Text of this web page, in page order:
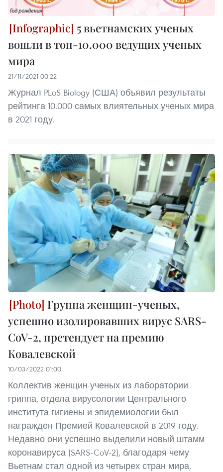
5 вьетнамских ученых
вошли в топ-10.000 ведущих ученых
мира
21/11/2021 00:22
Журнал PLoS Biology (США) объявил результаты
рейтинга 10.000 самых влиятельных ученых мира
в 2021 году.
Группа женщин-ученых,
успешно изолировавших вирус SARS-
CoV-2, претендует на премию
Ковалевской
10/03/2022 01:00
Коллектив женщин-ученых из лаборатории
гриппа, отдела вирусологии Центрального
института гигиены и эпидемиологии был
награжден Премией Ковалевской в 2019 году.
Недавно они успешно выделили новый штамм
коронавируса (SARS-CoV-2), благодаря чему
Вьетнам стал одной из четырех стран мира,